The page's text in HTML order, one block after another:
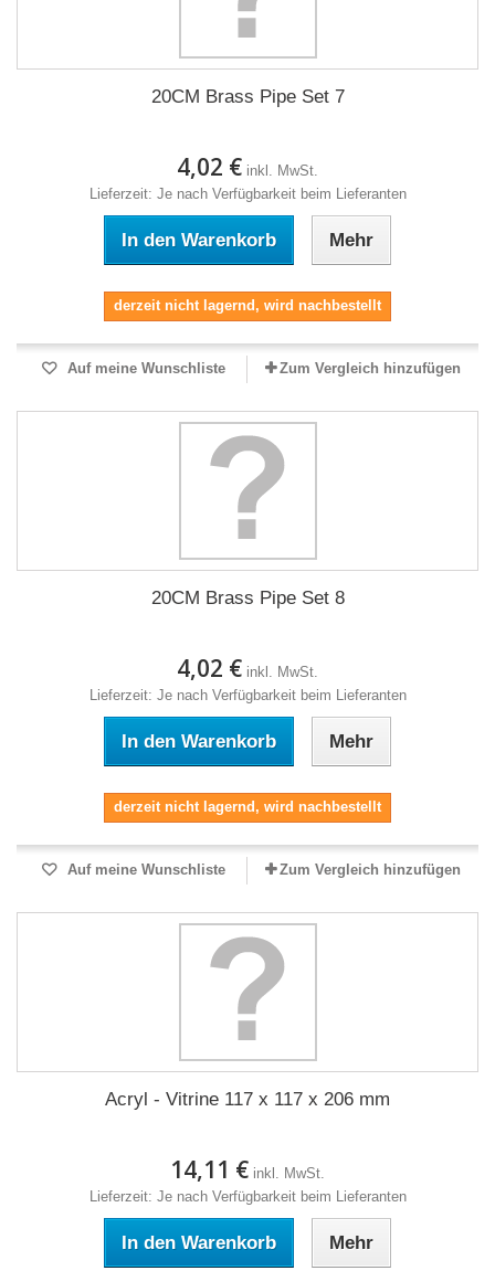
20CM Brass Pipe Set 7
4,02 € inkl. MwSt.
Lieferzeit: Je nach Verfügbarkeit beim Lieferanten
In den Warenkorb Mehr
derzeit nicht lagernd, wird nachbestellt
Auf meine Wunschliste Zum Vergleich hinzufügen
20CM Brass Pipe Set 8
4,02 € inkl. MwSt.
Lieferzeit: Je nach Verfügbarkeit beim Lieferanten
In den Warenkorb Mehr
derzeit nicht lagernd, wird nachbestellt
Auf meine Wunschliste Zum Vergleich hinzufügen
Acryl - Vitrine 117 x 117 x 206 mm
14,11 € inkl. MwSt.
Lieferzeit: Je nach Verfügbarkeit beim Lieferanten
In den Warenkorb Mehr